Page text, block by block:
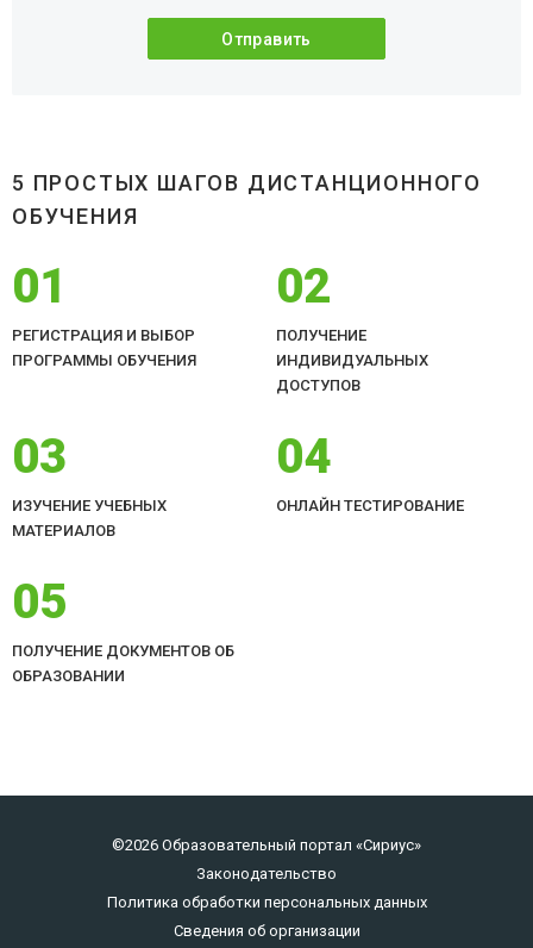
5 ПРОСТЫХ ШАГОВ ДИСТАНЦИОННОГО
ОБУЧЕНИЯ
01
РЕГИСТРАЦИЯ И ВЫБОР
ПРОГРАММЫ ОБУЧЕНИЯ
02
ПОЛУЧЕНИЕ
ИНДИВИДУАЛЬНЫХ
ДОСТУПОВ
03
ИЗУЧЕНИЕ УЧЕБНЫХ
МАТЕРИАЛОВ
04
ОНЛАЙН ТЕСТИРОВАНИЕ
05
ПОЛУЧЕНИЕ ДОКУМЕНТОВ ОБ
ОБРАЗОВАНИИ
©2026 Образовательный портал «Сириус»
Законодательство
Политика обработки персональных данных
Сведения об организации